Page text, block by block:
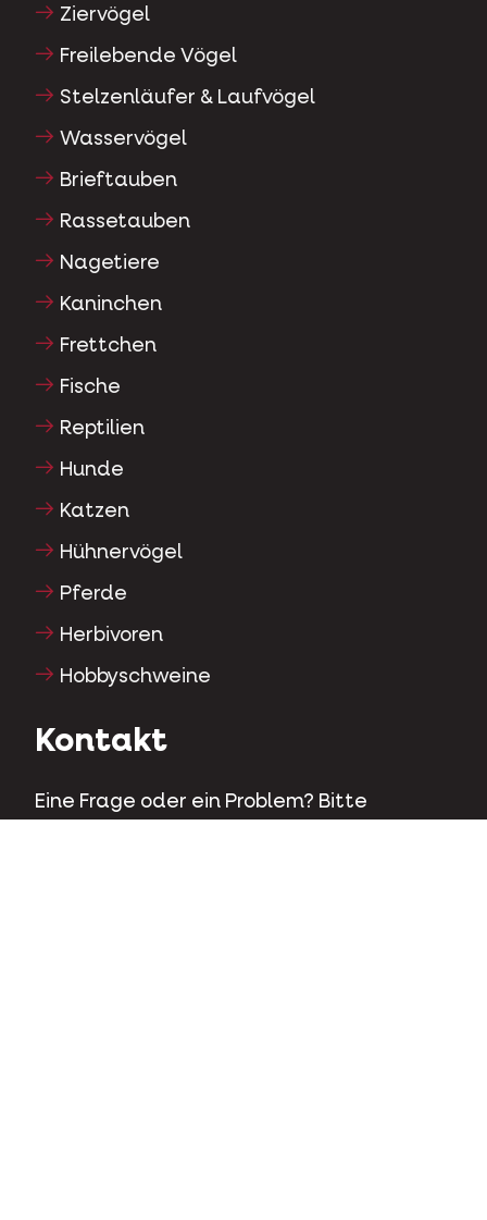
Ziervögel
Freilebende Vögel
Stelzenläufer & Laufvögel
Wasservögel
Brieftauben
Rassetauben
Nagetiere
Kaninchen
Frettchen
Fische
Reptilien
Hunde
Katzen
Hühnervögel
Pferde
Herbivoren
Hobbyschweine
Kontakt
Eine Frage oder ein Problem? Bitte